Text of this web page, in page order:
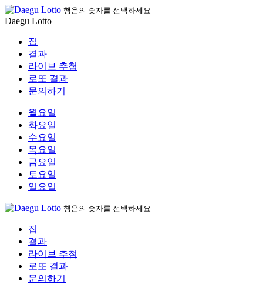
행운의 숫자를 선택하세요
Daegu Lotto
집
결과
라이브 추첨
로또 결과
문의하기
월요일
화요일
수요일
목요일
금요일
토요일
일요일
행운의 숫자를 선택하세요
집
결과
라이브 추첨
로또 결과
문의하기